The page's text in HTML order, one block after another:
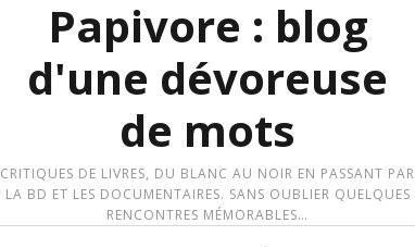
Papivore : blog
d'une dévoreuse
de mots
CRITIQUES DE LIVRES, DU BLANC AU NOIR EN PASSANT PAR
LA BD ET LES DOCUMENTAIRES. SANS OUBLIER QUELQUES
RENCONTRES MÉMORABLES…